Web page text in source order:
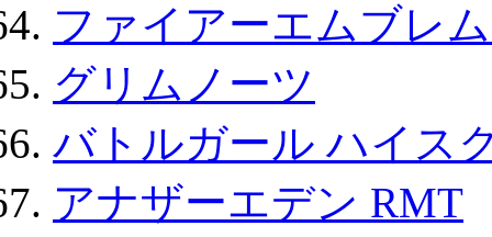
ファイアーエムブレ
グリムノーツ
バトルガール ハイス
アナザーエデン RMT